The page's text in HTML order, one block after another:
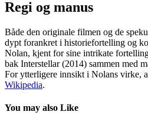
Regi og manus
Både den originale filmen og de
dypt forankret i historiefortelling og
Nolan, kjent for sine intrikate
bak Interstellar (2014) sammen med
For ytterligere innsikt i Nolans virke,
Wikipedia.
You may also Like